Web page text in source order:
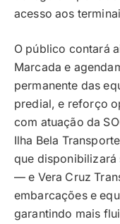
acesso aos
O público contará
Marcada e
permanente das
predial, e reforço
com atuação da
Ilha Bela
que disponibilizará
— e Vera Cruz
embarcações e
garantindo mais